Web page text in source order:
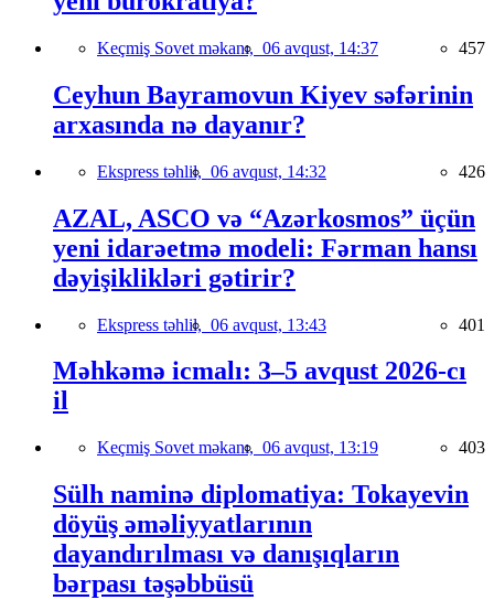
Keçmiş Sovet məkanı, 06 avqust, 14:37 457
Ceyhun Bayramovun Kiyev səfərinin
arxasında nə dayanır?
Ekspress təhlil, 06 avqust, 14:32 426
AZAL, ASCO və “Azərkosmos” üçün
yeni idarəetmə modeli: Fərman hansı
dəyişiklikləri gətirir?
Ekspress təhlil, 06 avqust, 13:43 401
Məhkəmə icmalı: 3–5 avqust 2026-cı
il
Keçmiş Sovet məkanı, 06 avqust, 13:19 403
Sülh naminə diplomatiya: Tokayevin
döyüş əməliyyatlarının
dayandırılması və danışıqların
bərpası təşəbbüsü